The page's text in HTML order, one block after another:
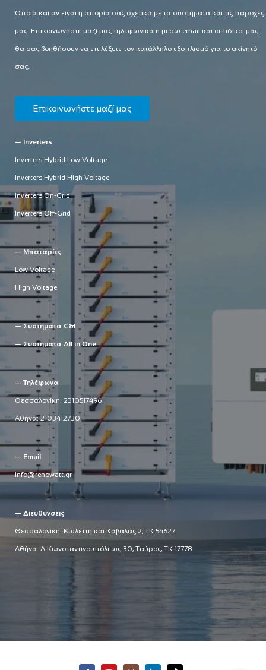
Όποια και αν είναι η απορία σας σχετικά με τα συστήματα και τις παροχές
μας. Επικοινωνήστε μαζί μας τηλεφωνικά η μέσω email και οι ειδικοί μας
θα σας βοηθήσουν να επιλέξετε τον κατάλληλο εξοπλισμό για το ακίνητό
σας.
Επικοινωνήστε μαζί μας
— Inverters
Inverters Hybrid Low Voltage
Inverters Hybrid High Voltage
Inverters On-Grid
Inverters Off-Grid
— Μπαταρίες
Low Voltage
High Voltage
— Συστήματα C&I
— Συστήματα All in One
— Τηλέφωνα
Θεσσαλονίκη: 2310517496
Αθήνα:2103412730
— Email
info@renowatt.gr
— Διευθύνσεις
Θεσσαλονίκη: Κωλέττη και Καβάλας 2, ΤΚ 54627
Αθήνα: Λ.Κωνσταντινουπόλεως 30, Ταύρος, ΤΚ 17778